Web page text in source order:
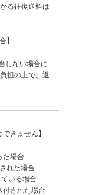
る往復送料は
】
しない場合に
担の上で、返
きません】
た場合
れた場合
いる場合
付された場合